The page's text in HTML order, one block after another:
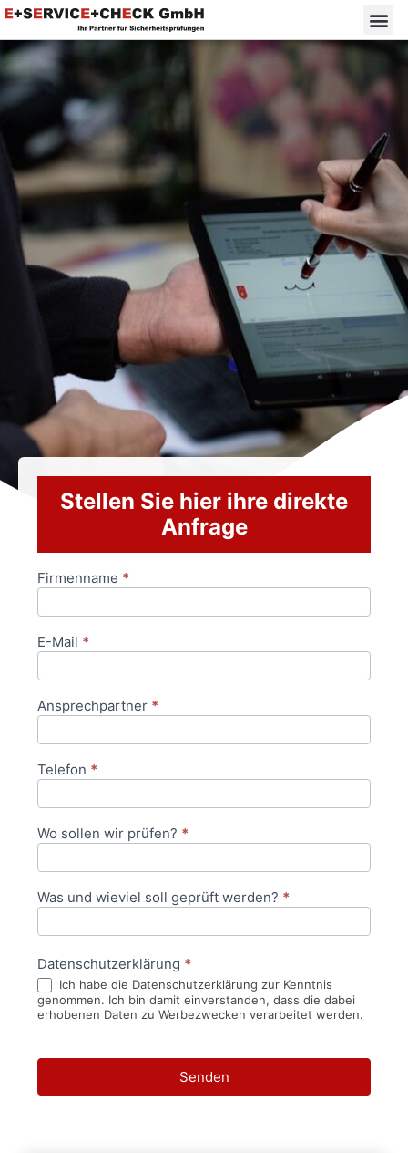
Stellen Sie hier ihre direkte
Anfrage
Anfrageformular
Firmenname *
E-Mail *
Ansprechpartner *
Telefon *
Wo sollen wir prüfen? *
Was und wieviel soll geprüft werden? *
Datenschutzerklärung *
Ich habe die Datenschutzerklärung zur Kenntnis
genommen. Ich bin damit einverstanden, dass die dabei
erhobenen Daten zu Werbezwecken verarbeitet werden.
Senden